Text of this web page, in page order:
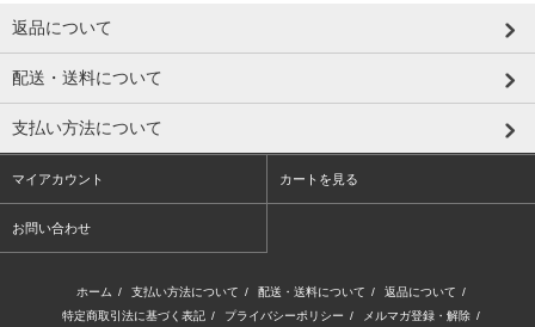
返品について
配送・送料について
支払い方法について
マイアカウント カートを見る
お問い合わせ
ホーム / 支払い方法について / 配送・送料について / 返品について /
特定商取引法に基づく表記 / プライバシーポリシー / メルマガ登録・解除 /